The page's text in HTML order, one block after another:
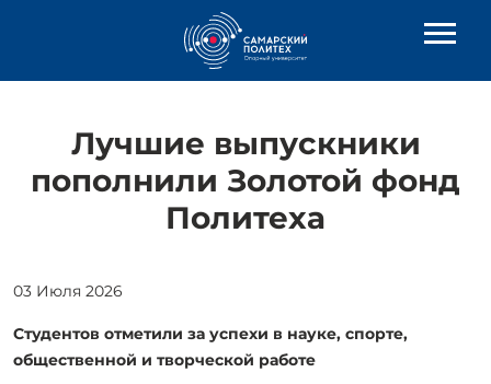
Лучшие выпускники
пополнили Золотой фонд
Политеха
03 Июля 2026
Студентов отметили за успехи в науке, спорте,
общественной и творческой работе